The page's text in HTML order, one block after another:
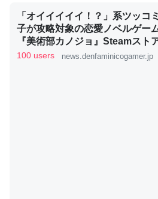
ちょうど同じ理由でEcho Show 8
とかSpotifyを支払う孝行もできる
り時間を日数にすると1週間とかの
それを実質100倍以上に伸ばす効
─たまにLINEするくらいだった遠方の父
コミュニケーションが劇的に変化した｜
私も3年前ぐらいに祖母の家に設
たいなのでネット環境作ったけど
回線代ほとんどかからないですよ
「オイイイイイ！？」系ツッコ
子が攻略対象の恋愛ノベルゲー
『美術部カノジョ』Steamスト
ージが公開。「お前らーそろそろ
100 users news.denfaminicogamer.jp